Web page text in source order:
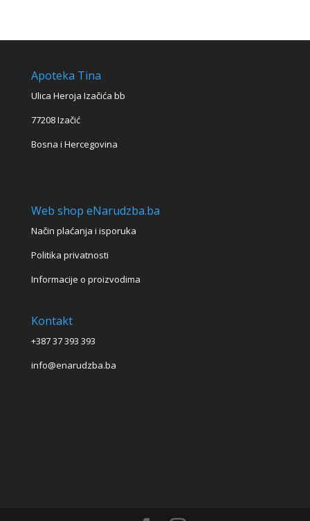
Apoteka Tina
Ulica Heroja Izačića bb
77208 Izačić
Bosna i Hercegovina
Web shop eNarudzba.ba
Način plaćanja i isporuka
Politika privatnosti
Informacije o proizvodima
Kontakt
+387 37 393 393
info@enarudzba.ba